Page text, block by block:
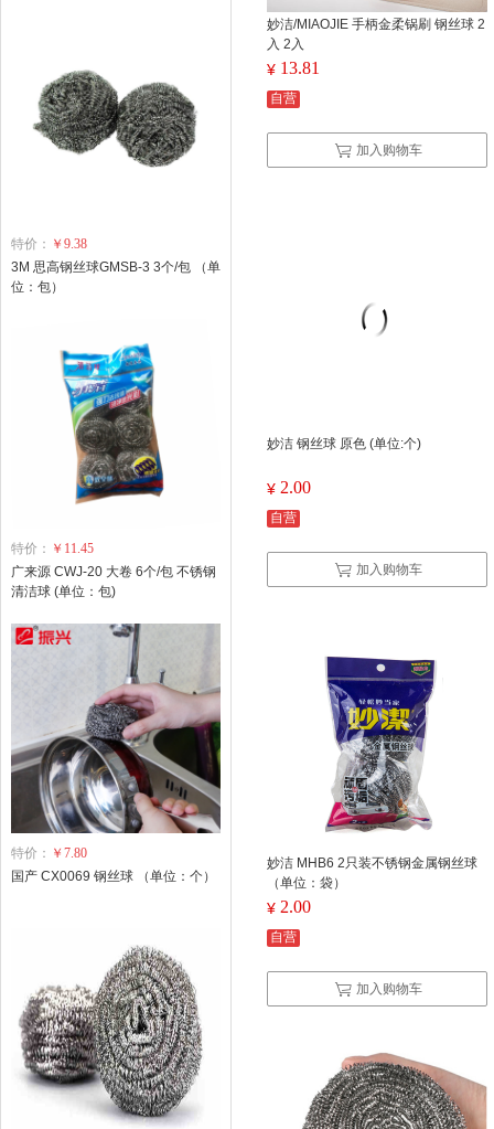
妙洁/MIAOJIE 手柄金柔锅刷 钢丝球 2
入 2入
¥ 13.81
自营
加入购物车
妙洁 钢丝球 原色 (单位:个)
¥ 2.00
自营
加入购物车
妙洁 MHB6 2只装不锈钢金属钢丝球
（单位：袋）
¥ 2.00
自营
加入购物车
特价： ￥9.38
3M 思高钢丝球GMSB-3 3个/包 （单
位：包）
特价： ￥11.45
广来源 CWJ-20 大卷 6个/包 不锈钢
清洁球 (单位：包)
特价： ￥7.80
国产 CX0069 钢丝球 （单位：个）